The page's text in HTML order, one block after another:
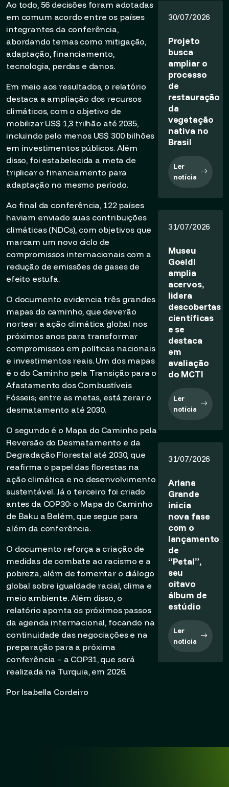
Ao todo, 56 decisões foram adotadas
em comum acordo entre os países
integrantes da conferência,
abordando temas como mitigação,
adaptação, financiamento,
tecnologia, perdas e danos.
Em meio aos resultados, o relatório
destaca a ampliação dos recursos
climáticos, com o objetivo de
mobilizar US$ 1,3 trilhão até 2035,
incluindo pelo menos US$ 300 bilhões
em investimentos públicos. Além
disso, foi estabelecida a meta de
triplicar o financiamento para
adaptação no mesmo período.
Ao final da conferência, 122 países
haviam enviado suas contribuições
climáticas (NDCs), com objetivos que
marcam um novo ciclo de
compromissos internacionais com a
redução de emissões de gases de
efeito estufa.
O documento evidencia três grandes
mapas do caminho, que deverão
nortear a ação climática global nos
próximos anos para transformar
compromissos em políticas nacionais
e investimentos reais. Um dos mapas
é o do Caminho pela Transição para o
Afastamento dos Combustíveis
Fósseis; entre as metas, está zerar o
desmatamento até 2030.
O segundo é o Mapa do Caminho pela
Reversão do Desmatamento e da
Degradação Florestal até 2030, que
reafirma o papel das florestas na
ação climática e no desenvolvimento
sustentável. Já o terceiro foi criado
antes da COP30: o Mapa do Caminho
de Baku a Belém, que segue para
além da conferência.
O documento reforça a criação de
medidas de combate ao racismo e a
pobreza, além de fomentar o diálogo
global sobre igualdade racial, clima e
meio ambiente. Além disso, o
relatório aponta os próximos passos
da agenda internacional, focando na
continuidade das negociações e na
preparação para a próxima
conferência – a COP31, que será
realizada na Turquia, em 2026.
Por Isabella Cordeiro
30/07/2026
Projeto
busca
ampliar o
processo
de
restauração
da
vegetação
nativa no
Brasil
Ler
notícia
31/07/2026
Museu
Goeldi
amplia
acervos,
lidera
descobertas
científicas
e se
destaca
em
avaliação
do MCTI
Ler
notícia
31/07/2026
Ariana
Grande
inicia
nova fase
com o
lançamento
de
“Petal”,
seu
oitavo
álbum de
estúdio
Ler
notícia